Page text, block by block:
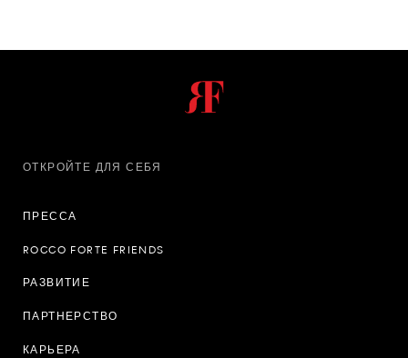
ОТКРОЙТЕ ДЛЯ СЕБЯ
ПРЕССА
ROCCO FORTE FRIENDS
РАЗВИТИЕ
ПАРТНЕРСТВО
КАРЬЕРА